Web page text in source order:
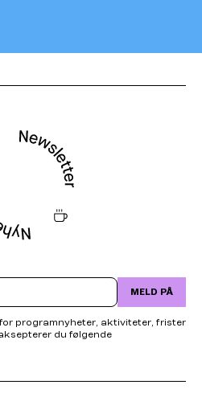
MELD PÅ
programnyheter, aktiviteter, frister
du følgende